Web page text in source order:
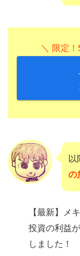
＼ 限定
以
の
【最新】メ
投資の利益
しました！